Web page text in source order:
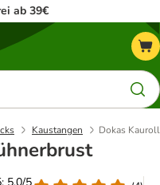
ab 39€
Kaustangen Dokas